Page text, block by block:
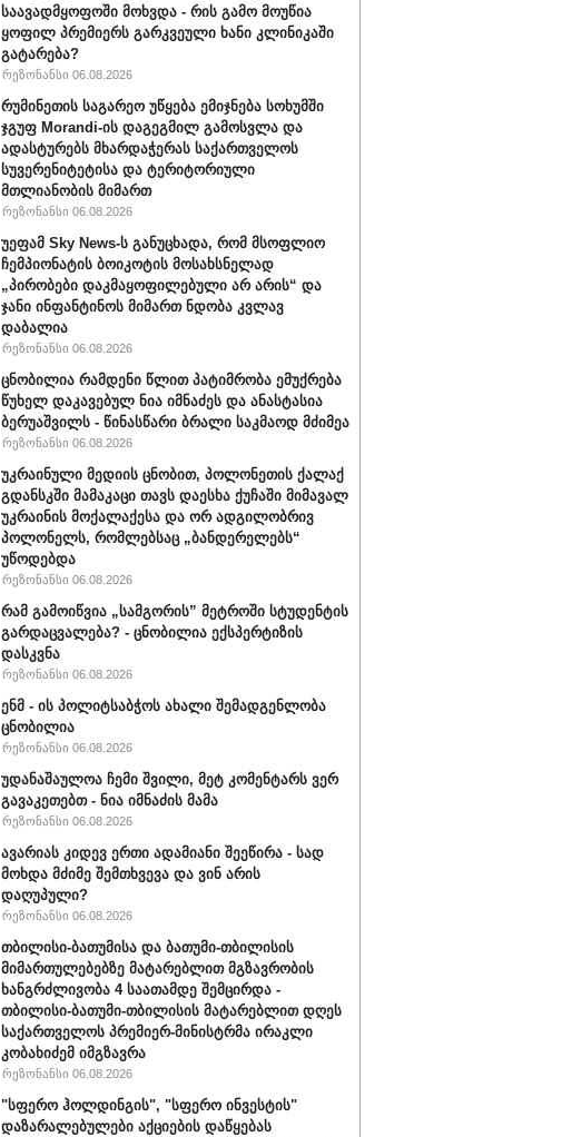
საავადმყოფოში მოხვდა - რის გამო მოუწია
ყოფილ პრემიერს გარკვეული ხანი კლინიკაში
გატარება?
რეზონანსი 06.08.2026
რუმინეთის საგარეო უწყება ემიჯნება სოხუმში
ჯგუფ Morandi-ის დაგეგმილ გამოსვლა და
ადასტურებს მხარდაჭერას საქართველოს
სუვერენიტეტისა და ტერიტორიული
მთლიანობის მიმართ
რეზონანსი 06.08.2026
უეფამ Sky News-ს განუცხადა, რომ მსოფლიო
ჩემპიონატის ბოიკოტის მოსახსნელად
„პირობები დაკმაყოფილებული არ არის“ და
ჯანი ინფანტინოს მიმართ ნდობა კვლავ
დაბალია
რეზონანსი 06.08.2026
ცნობილია რამდენი წლით პატიმრობა ემუქრება
წუხელ დაკავებულ ნია იმნაძეს და ანასტასია
ბერუაშვილს - წინასწარი ბრალი საკმაოდ მძიმეა
რეზონანსი 06.08.2026
უკრაინული მედიის ცნობით, პოლონეთის ქალაქ
გდანსკში მამაკაცი თავს დაესხა ქუჩაში მიმავალ
უკრაინის მოქალაქესა და ორ ადგილობრივ
პოლონელს, რომლებსაც „ბანდერელებს“
უწოდებდა
რეზონანსი 06.08.2026
რამ გამოიწვია „სამგორის” მეტროში სტუდენტის
გარდაცვალება? - ცნობილია ექსპერტიზის
დასკვნა
რეზონანსი 06.08.2026
ენმ - ის პოლიტსაბჭოს ახალი შემადგენლობა
ცნობილია
რეზონანსი 06.08.2026
უდანაშაულოა ჩემი შვილი, მეტ კომენტარს ვერ
გავაკეთებთ - ნია იმნაძის მამა
რეზონანსი 06.08.2026
ავარიას კიდევ ერთი ადამიანი შეეწირა - სად
მოხდა მძიმე შემთხვევა და ვინ არის
დაღუპული?
რეზონანსი 06.08.2026
თბილისი-ბათუმისა და ბათუმი-თბილისის
მიმართულებებზე მატარებლით მგზავრობის
ხანგრძლივობა 4 საათამდე შემცირდა -
თბილისი-ბათუმი-თბილისის მატარებლით დღეს
საქართველოს პრემიერ-მინისტრმა ირაკლი
კობახიძემ იმგზავრა
რეზონანსი 06.08.2026
"სფერო ჰოლდინგის", "სფერო ინვესტის"
დაზარალებულები აქციების დაწყებას